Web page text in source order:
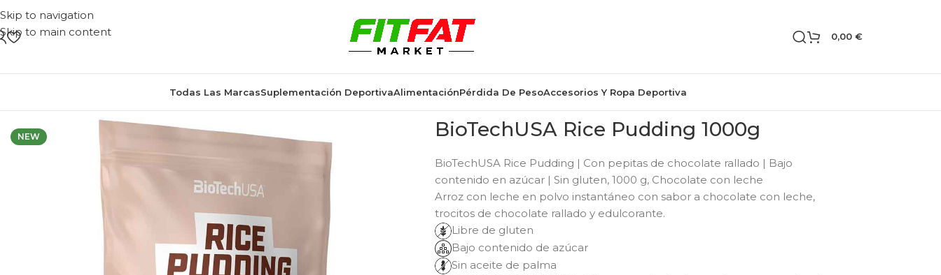
Skip to navigation
Skip to main content
0,00 €
Todas Las MarcasSuplementación DeportivaAlimentaciónPérdida De PesoAccesorios Y Ropa Deportiva
NEW BioTechUSA Rice Pudding 1000g
BioTechUSA Rice Pudding | Con pepitas de chocolate rallado | Bajo
contenido en azúcar | Sin gluten, 1000 g, Chocolate con leche
Arroz con leche en polvo instantáneo con sabor a chocolate con leche,
trocitos de chocolate rallado y edulcorante.
Libre de gluten
Bajo contenido de azúcar
Sin aceite de palma